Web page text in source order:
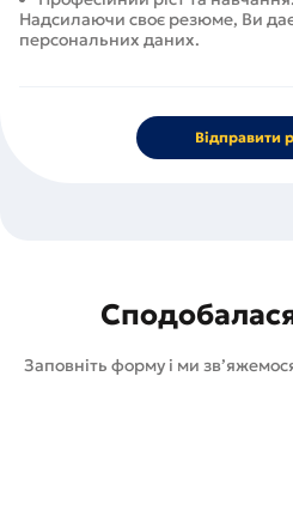
Надсилаючи своє резюме, Ви
персональних даних.
Відправити
Заповніть форму і ми